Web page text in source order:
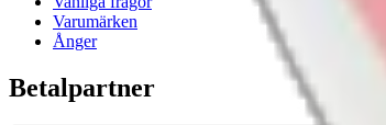
Varumärken
Ånger
Betalpartner